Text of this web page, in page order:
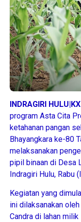
INDRAGIRI HULU|KX
program Asta Cita
ketahanan pangan
Bhayangkara ke-80
melaksanakan
pipil binaan di Desa
Indragiri Hulu, Rabu
Kegiatan yang
ini dilaksanakan
Candra di lahan